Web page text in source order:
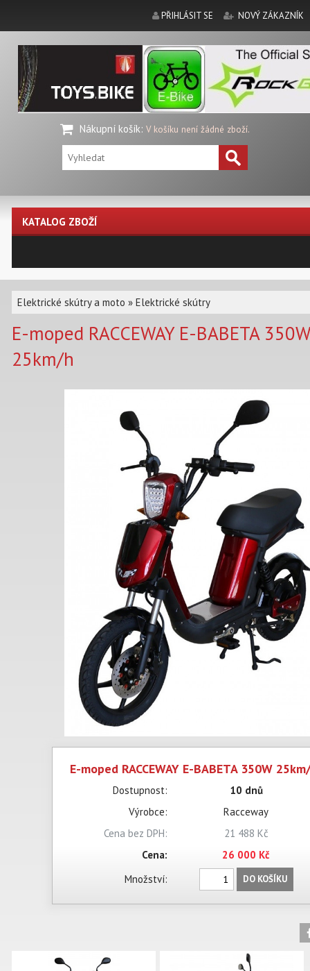
PŘIHLÁSIT SE NOVÝ ZÁKAZNÍK
Nákupní košík: V košíku není žádné zboží.
KATALOG ZBOŽÍ
Elektrické skútry a moto » Elektrické skútry
E-moped RACCEWAY E-BABETA 350W
25km/h
E-moped RACCEWAY E-BABETA 350W
Dostupnost:
10 dnů
Výrobce:
Racceway
Cena bez DPH:
21 488 Kč
Cena:
26 000 Kč
Množství:
DO KOŠÍKU